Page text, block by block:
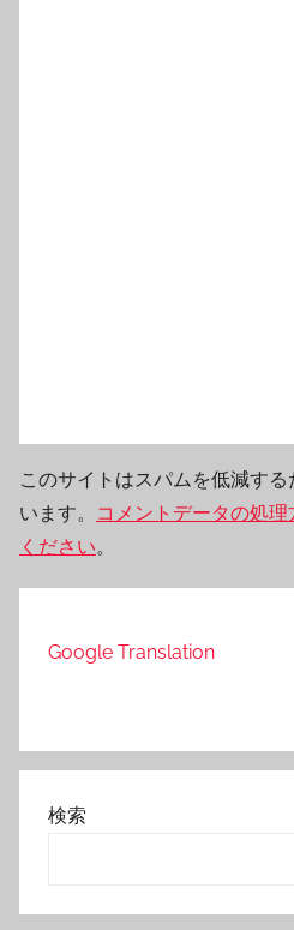
このサイトはスパムを低減す
います。
コメントデータの処
ください。
Google Translation
検索